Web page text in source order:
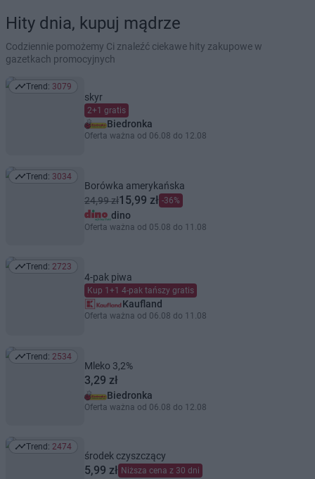
Hity dnia, kupuj mądrze
Codziennie pomożemy Ci znaleźć ciekawe hity zakupowe w
gazetkach promocyjnych
Trend: 3079
Trend: 3079
skyr
2+1 gratis
Biedronka
Oferta ważna od 06.08 do 12.08
Trend: 3034
Trend: 3034
Borówka amerykańska
24,99 zł15,99 zł -36%
dino
Oferta ważna od 05.08 do 11.08
Trend: 2723
Trend: 2723
4-pak piwa
Kup 1+1 4-pak tańszy gratis
Kaufland
Oferta ważna od 06.08 do 11.08
Trend: 2534
Trend: 2534
Mleko 3,2%
3,29 zł
Biedronka
Oferta ważna od 06.08 do 12.08
Trend: 2474
Trend: 2474
środek czyszczący
5,99 zł Niższa cena z 30 dni